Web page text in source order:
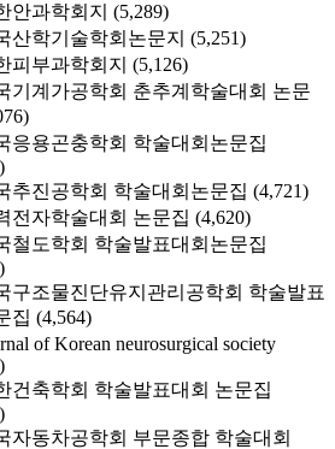
안과학회지 (5,289)
산학기술학회논문지 (5,251)
피부과학회지 (5,126)
기계가공학회 춘추계학술대회 논문
응용곤충학회 학술대회논문집
추진공학회 학술대회논문집 (4,721)
전자학술대회 논문집 (4,620)
철도학회 학술발표대회논문집
구조물진단유지관리공학회 학술발표
집 (4,564)
of Korean neurosurgical society
건축학회 학술발표대회 논문집
자동차공학회 부문종합 학술대회